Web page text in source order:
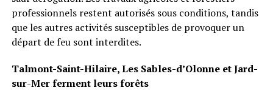
professionnels restent autorisés sous conditions, tandis
que les autres activités susceptibles de provoquer un
départ de feu sont interdites.
Talmont-Saint-Hilaire, Les Sables-d’Olonne et Jard-
sur-Mer ferment leurs forêts